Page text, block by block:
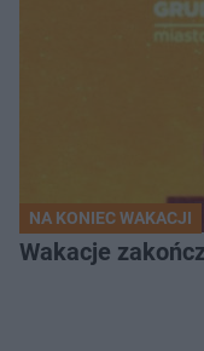
NA KONIEC WAKACJI
Wakacje